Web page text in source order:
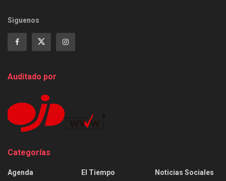
Siguenos
Auditado por
Categorías
Agenda
El Tiempo
Noticias Sociales